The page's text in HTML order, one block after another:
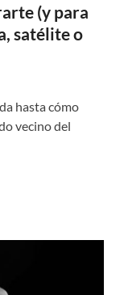
(y para
satélite o
hasta cómo
vecino del